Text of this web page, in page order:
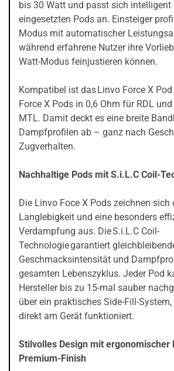
bis 30 Watt und passt sich intelligent
eingesetzten Pods an. Einsteiger
Modus mit automatischer
während erfahrene Nutzer ihre
Watt-Modus feinjustieren können.
Kompatibel ist das Linvo Force X
Force X Pods in 0,6 Ohm für RDL
MTL. Damit deckt es eine breite
Dampfprofilen ab – ganz nach
Zugverhalten.
Nachhaltige Pods mit S.i.L.C Coil-
Die Linvo Foce X Pods zeichnen sich
Langlebigkeit und eine besonders
Verdampfung aus. Die S.i.L.C Coil-
Technologie garantiert
Geschmacksintensität und
gesamten Lebenszyklus. Jeder Pod
Hersteller bis zu 15-mal sauber
über ein praktisches Side-Fill-
direkt am Gerät funktioniert.
Stilvolles Design mit ergonomischer
Premium-Finish